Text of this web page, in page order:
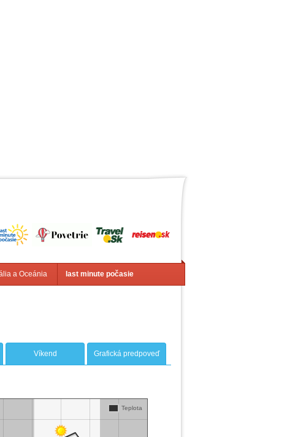
a Oceánia last minute počasie
Víkend Grafická predpoveď
Teplota